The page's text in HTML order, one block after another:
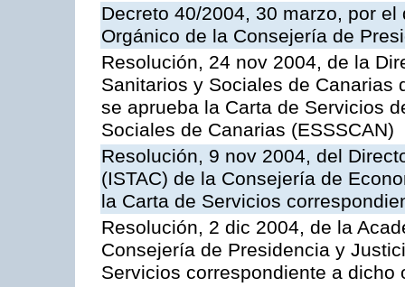
Decreto 40/2004, 30 marzo, por
Orgánico de la Consejería de
Resolución, 24 nov 2004, de la
Sanitarios y Sociales de Canarias
se aprueba la Carta de Servicios
Sociales de Canarias (ESSSCAN)
Resolución, 9 nov 2004, del
(ISTAC) de la Consejería de
la Carta de Servicios
Resolución, 2 dic 2004, de la
Consejería de Presidencia y
Servicios correspondiente a dicho